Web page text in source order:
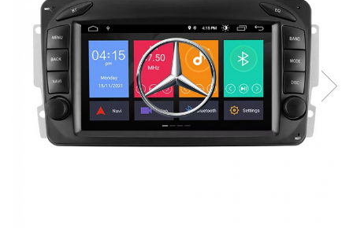
Navigatii Audi
Navigatii BMW
Navigatii Mercedes
Navigatii Fiat
Navigatii Nissan
Navigatii Citroen